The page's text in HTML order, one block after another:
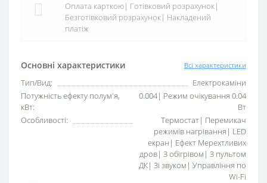
Основні характеристики Всі характеристики
Тип/Вид:
Електрокаміни
Потужність ефекту полум'я,
кВт:
0.004| Режим очікування 0.04
Вт
Особливості:
Термостат| Перемикач
режимів нагрівання| LED
екран| Ефект Мерехтливих
дров| З обігрівом| З пультом
ДК| Зі звуком| Управління по
Wi-Fi
Оплата карткою| Готівковий розрахунок|
Безготівковий розрахунок| Накладений
платіж